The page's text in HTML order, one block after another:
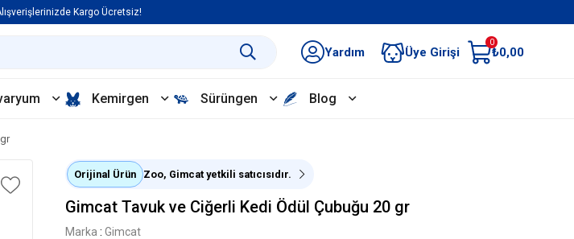
Kargo Ücretsiz!
Yardım Üye Girişi
0
₺0,00
Kemirgen Sürüngen Blog
Orijinal Ürün Zoo, Gimcat yetkili satıcısıdır.
Gimcat Tavuk ve Ciğerli Kedi Ödül Çubuğu 20 gr
Marka : Gimcat